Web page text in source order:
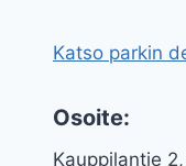
Katso parkin
Osoite:
Kauppilantie